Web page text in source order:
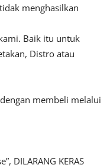
menghasilkan
Baik itu untuk
Distro atau
membeli melalui
DILARANG KERAS